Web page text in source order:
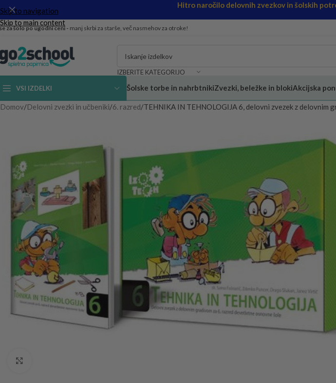
Skip to navigation
Skip to main content
Hitro naročilo delovnih zvezkov in šolskih
za šolo po ugodni ceni - manj skrbi za starše, več nasmehov za otroke!
IZBERITE KATEGORIJO
VSI IZDELKI Šolske torbe in nahrbtnikiZvezki, beležke in blokiAkcijska
Domov Delovni zvezki in učbeniki 6. razred TEHNIKA IN TEHNOLOGIJA 6, delovni zvezek z delovnim